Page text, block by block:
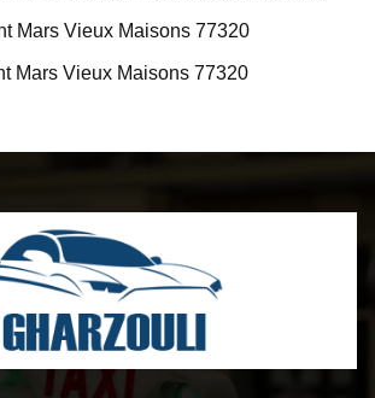
Mars Vieux Maisons 77320
Mars Vieux Maisons 77320